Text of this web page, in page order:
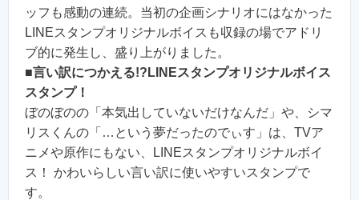
ッフも感動の連続。当初の企画シナリオにはなかった
LINEスタンプオリジナルボイスも収録の場でアドリ
ブ的に発生し、盛り上がりました。
■言い訳につかえる!?LINEスタンプオリジナルボイス
スタンプ！
ぼのぼのの「本気出していないだけなんだ」や、シマ
リスくんの「…という夢だったのでぃす」は、TVア
ニメや原作にもない、LINEスタンプオリジナルボイ
ス！ かわいらしい言い訳に使いやすいスタンプで
す。